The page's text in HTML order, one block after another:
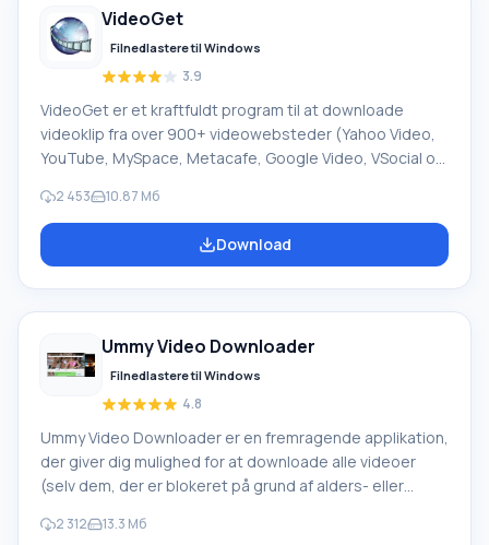
med supportVideoGet
Filnedlastere til Windows
3.9
VideoGet er et kraftfuldt program til at downloade
videoklip fra over 900+ videowebsteder (Yahoo Video,
YouTube, MySpace, Metacafe, Google Video, VSocial og
forskellige formater til afspilning på en videoafspiller,
computer eller mobiltelefon. Funktioner På trods af
overfloden af downloader-programmer fra forskellige
downloaden automatisk.
2 453 10.87 Mб
Download
Ummy Video Downloader
Filnedlastere til Windows
4.8
Ummy Video Downloader er en fremragende applikation,
der giver dig mulighed for at downloade alle videoer
(selv dem, der er blokeret på grund af alders- eller
videohosting-side YouTube. Du kan downloade enten
2 312 13.3 Мб